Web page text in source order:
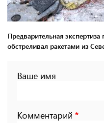
Предварительная
обстреливал ракетами из
Ваше имя
Комментарий